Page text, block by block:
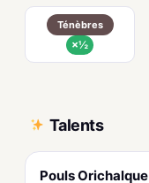
Ténèbres
×½
Talents
Pouls Orichalque